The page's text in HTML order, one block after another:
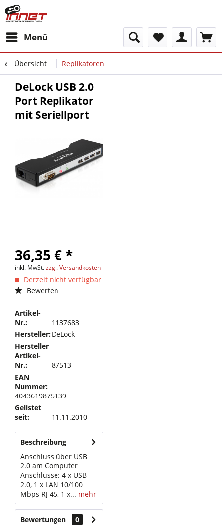
Menü
Übersicht Replikatoren
DeLock USB 2.0
Port Replikator
mit Seriellport
36,35 € *
inkl. MwSt.zzgl. Versandkosten
Derzeit nicht verfügbar
Bewerten
Artikel-
Nr.:
1137683
Hersteller:DeLock
Hersteller
Artikel-
Nr.:
87513
EAN
Nummer:
4043619875139
Gelistet
seit:
11.11.2010
Beschreibung
Anschluss über USB
2.0 am Computer
Anschlüsse: 4 x USB
2.0, 1 x LAN 10/100
Mbps RJ 45, 1 x... mehr
Bewertungen
0